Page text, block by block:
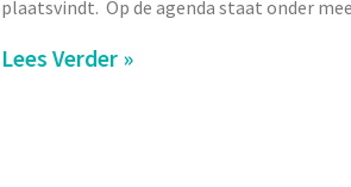
plaatsvindt. Op de agenda staat onder
Lees Verder »